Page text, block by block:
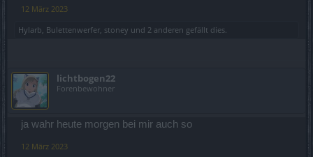
12 März 2023
Hylarb Bulettenwerfer stoney und 2 anderen gefällt dies.
lichtbogen22
Forenbewohner
ja wahr heute morgen bei mir auch so
12 März 2023